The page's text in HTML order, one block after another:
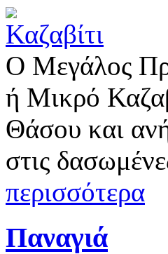
Ο Μεγάλος
ή Μικρό
Θάσου και
στις
περισσότερα
Παναγιά